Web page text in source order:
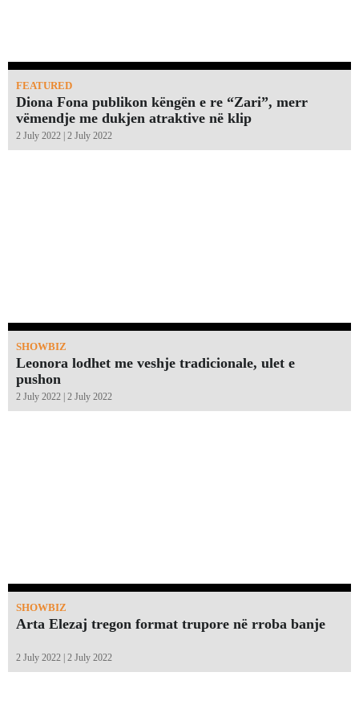
FEATURED
Diona Fona publikon këngën e re “Zari”, merr
vëmendje me dukjen atraktive në klip
2 July 2022 | 2 July 2022
SHOWBIZ
Leonora lodhet me veshje tradicionale, ulet e
pushon
2 July 2022 | 2 July 2022
SHOWBIZ
Arta Elezaj tregon format trupore në rroba banje
2 July 2022 | 2 July 2022